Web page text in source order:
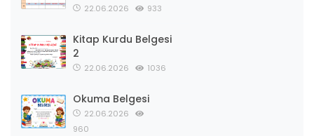
22.06.2026 933
Kitap Kurdu Belgesi
2
22.06.2026 1036
Okuma Belgesi
22.06.2026
960